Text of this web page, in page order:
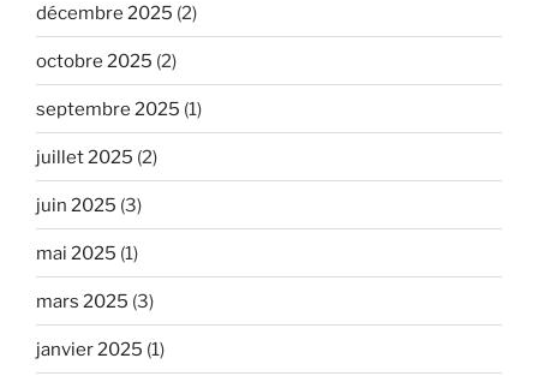
décembre 2025 (2)
octobre 2025 (2)
septembre 2025 (1)
juillet 2025 (2)
juin 2025 (3)
mai 2025 (1)
mars 2025 (3)
janvier 2025 (1)